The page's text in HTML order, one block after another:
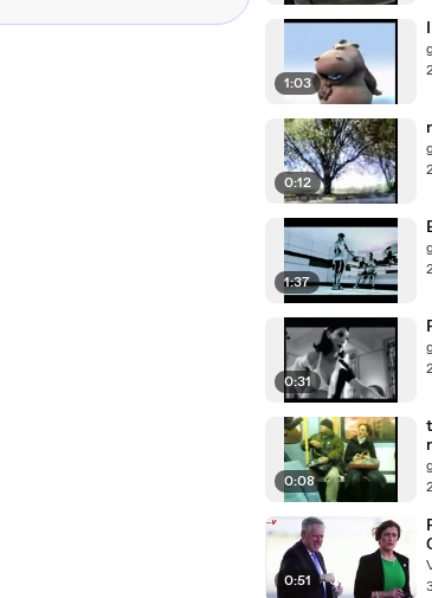
1:03
0:12
1:37
0:31
0:08
0:51